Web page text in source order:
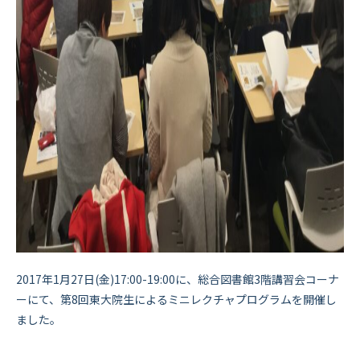
2017年1月27日(金)17:00-19:00に、総合図書館3階講習会コーナ
ーにて、第8回東大院生によるミニレクチャプログラムを開催し
ました。